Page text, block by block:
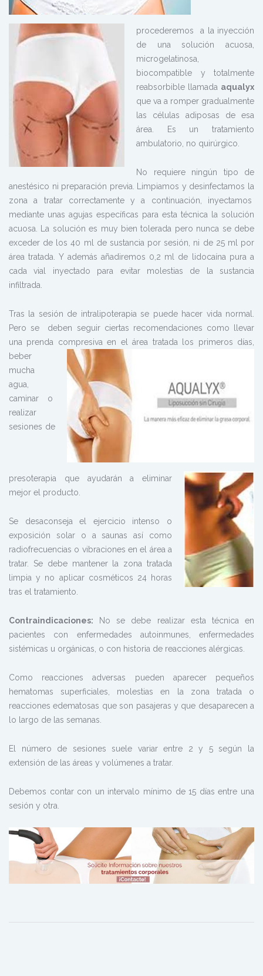
procederemos a la inyección
de una solución acuosa,
microgelatinosa,
biocompatible y totalmente
reabsorbible llamada aqualyx
que va a romper gradualmente
las células adiposas de esa
área. Es un tratamiento
ambulatorio, no quirúrgico.
No requiere ningún tipo de
anestésico ni preparación previa. Limpiamos y desinfectamos la
zona a tratar correctamente y a continuación, inyectamos
mediante unas agujas específicas para esta técnica la solución
acuosa. La solución es muy bien tolerada pero nunca se debe
exceder de los 40 ml de sustancia por sesión, ni de 25 ml por
área tratada. Y además añadiremos 0,2 ml de lidocaína pura a
cada vial inyectado para evitar molestias de la sustancia
infiltrada.
Tras la sesión de intralipoterapia se puede hacer vida normal.
Pero se deben seguir ciertas recomendaciones como llevar
una prenda compresiva en el área tratada los primeros días,
beber
mucha
agua,
caminar o
realizar
sesiones de
presoterapia que ayudarán a eliminar
mejor el producto.
Se desaconseja el ejercicio intenso o
exposición solar o a saunas así como
radiofrecuencias o vibraciones en el área a
tratar. Se debe mantener la zona tratada
limpia y no aplicar cosméticos 24 horas
tras el tratamiento.
Contraindicaciones: No se debe realizar esta técnica en
pacientes con enfermedades autoinmunes, enfermedades
sistémicas u orgánicas, o con historia de reacciones alérgicas.
Como reacciones adversas pueden aparecer pequeños
hematomas superficiales, molestias en la zona tratada o
reacciones edematosas que son pasajeras y que desaparecen a
lo largo de las semanas.
El número de sesiones suele variar entre 2 y 5 según la
extensión de las áreas y volúmenes a tratar.
Debemos contar con un intervalo mínimo de 15 días entre una
sesión y otra.